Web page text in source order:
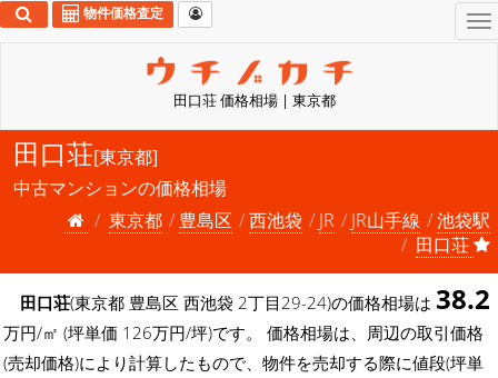
田口荘 価格相場 | 東京都
物件価格査定
田口荘[東京都]
中古マンションの価格相場
東京都
豊島区 西池袋 JR JR山手線
池袋駅
田口荘
田口荘(東京都 豊島区 西池袋 2丁目29-24)の価格相場は 38.2
万円/㎡ (坪単価 126万円/坪)です。 価格相場は、周辺の取引価格
(売却価格)により計算したもので、物件を売却する際に値段(坪単